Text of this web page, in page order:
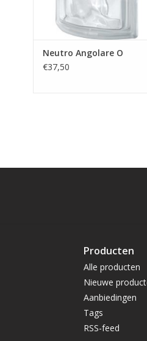
Neutro Angolare O
€37,50
Producten
Alle producten
Nieuwe
Aanbiedingen
Tags
RSS-feed